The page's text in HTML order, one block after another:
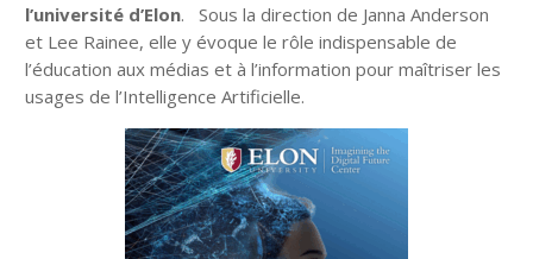
l’université d’Elon. Sous la direction de Janna Anderson
et Lee Rainee, elle y évoque le rôle indispensable de
l’éducation aux médias et à l’information pour maîtriser les
usages de l’Intelligence Artificielle.